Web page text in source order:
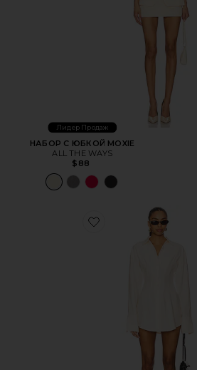
Лидер Продаж
НАБОР С ЮБКОЙ MOXIE
ALL THE WAYS
$88
Favorite ПЛАТЬЕ CHARITIE